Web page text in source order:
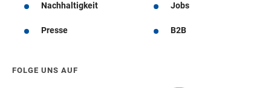
Nachhaltigkeit Jobs
Presse B2B
FOLGE UNS AUF